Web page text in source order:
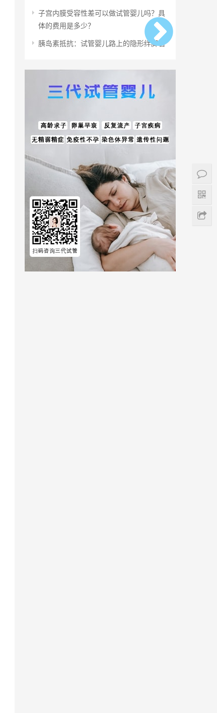
子宫内膜受容性差可以做试管婴儿吗？具
体的费用是多少？
胰岛素抵抗：试管婴儿路上的隐形绊脚石